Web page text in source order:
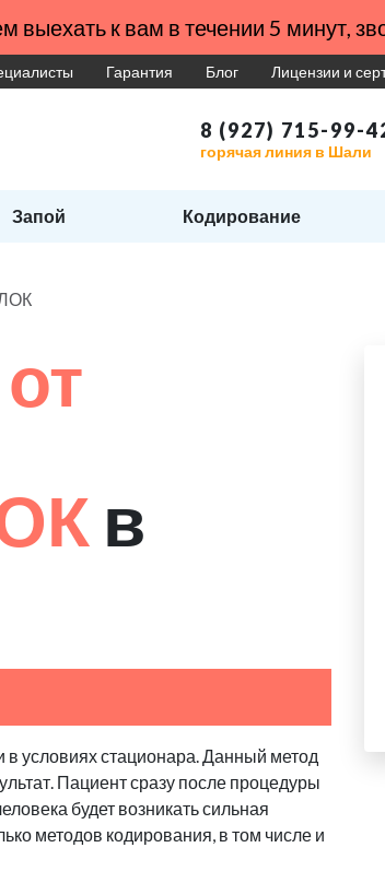
к вам в течении 5 минут,
Гарантия Блог Лицензии и
8 (927) 715-99-
горячая линия в Шали
Запой Кодирование
в
в условиях стационара. Данный метод
Пациент сразу после процедуры
будет возникать сильная
методов кодирования, в том числе и